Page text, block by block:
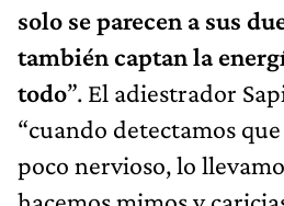
solo se parecen a sus
también captan la
todo”. El adiestrador
“cuando detectamos
poco nervioso, lo